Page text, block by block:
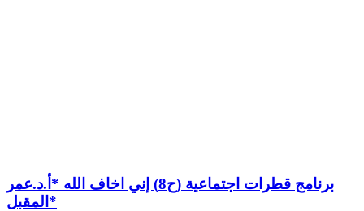
برنامج قطرات اجتماعية (ح8) إني اخاف الله *أ.د.عمر
المقبل*